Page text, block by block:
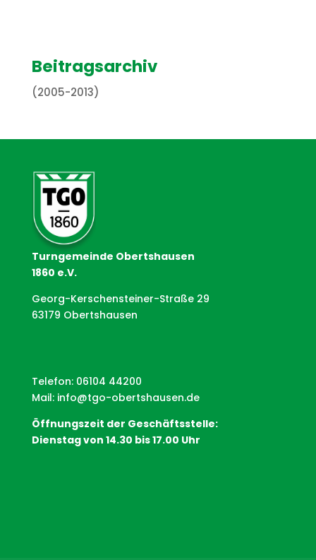
Beitragsarchiv
(2005-2013)
Turngemeinde Obertshausen
1860 e.V.
Georg-Kerschensteiner-Straße 29
63179 Obertshausen
Telefon: 06104 44200
Mail: info@tgo-obertshausen.de
Öffnungszeit der Geschäftsstelle:
Dienstag von 14.30 bis 17.00 Uhr